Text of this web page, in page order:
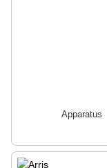
Apparatus